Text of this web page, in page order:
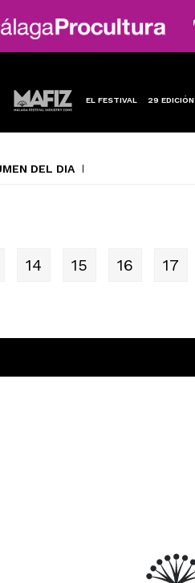
EL FESTIVAL 29 EDICIÓN
DEL DIA
14 15 16 17